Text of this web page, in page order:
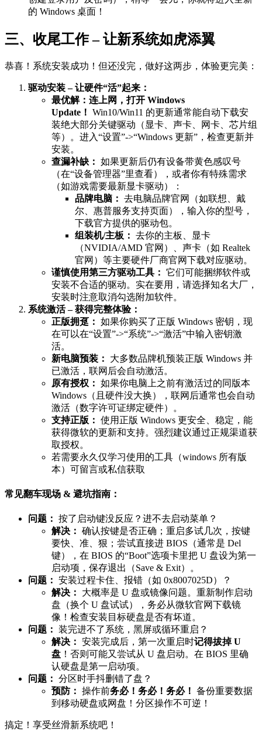
的 Windows 桌面！
三、收尾工作 – 让新系统如虎添翼
恭喜！系统安装成功！但还没完，做好这两步，体验更完美：
驱动安装 – 让硬件“活”起来：
最优解：连上网，打开 Windows
Update！ Win10/Win11 的更新通常能自动下载安
装绝大部分关键驱动（显卡、声卡、网卡、芯片组
等）。进入“设置”->“Windows 更新”，检查更新并
安装。
查漏补缺： 如果更新后仍有设备带黄色感叹号
（在“设备管理器”里查看），或者你有特殊需求
（如游戏需要最新显卡驱动）：
品牌电脑： 去电脑品牌官网（如联想、戴
尔、惠普服务支持页面），输入你的型号，
下载官方提供的驱动包。
组装机/主板： 去你的主板、显卡
（NVIDIA/AMD 官网）、声卡（如 Realtek
官网）等主要硬件厂商官网下载对应驱动。
谨慎使用第三方驱动工具： 它们可能捆绑软件或
安装不合适的驱动。实在要用，请选择知名大厂，
安装时注意取消勾选附加软件。
系统激活 – 获得完整体验：
正版拥趸： 如果你购买了正版 Windows 密钥，现
在可以在“设置”->“系统”->“激活”中输入密钥激
活。
新电脑预装：
大多数品牌机预装正版 Windows 并
已激活，联网后会自动激活。
原有授权： 如果你电脑上之前有激活过的同版本
Windows（且硬件没大换），联网后通常也会自动
激活（数字许可证绑定硬件）。
支持正版： 使用正版 Windows 更安全、稳定，能
获得微软的更新和支持。强烈建议通过正规渠道获
取授权。
若需要永久仅学习使用的工具（windows 所有版
本）可留言或私信获取
常见翻车现场 & 避坑指南：
问题： 按了启动键没反应？进不去启动菜单？
解决： 确认按键是否正确；重启多试几次，按键
要快、准、狠；尝试直接进 BIOS（通常是 Del
键），在 BIOS 的“Boot”选项卡里把 U 盘设为第一
启动项，保存退出（Save & Exit）。
问题： 安装过程卡住、报错（如 0x8007025D）？
解决：
大概率是 U 盘或镜像问题。重新制作启动
盘（换个 U 盘试试），务必从微软官网下载镜
像！检查安装目标硬盘是否有坏道。
问题： 装完进不了系统，黑屏或循环重启？
解决： 安装完成后，第一次重启时记得拔掉 U
盘 ！否则可能又尝试从 U 盘启动。在 BIOS 里确
认硬盘是第一启动项。
问题： 分区时手抖删错了盘？
预防： 操作前务必！务必！务必！ 备份重要数据
到移动硬盘或网盘！分区操作不可逆！
搞定！享受丝滑新系统吧！